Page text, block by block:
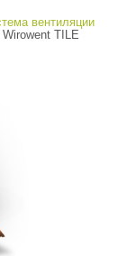
вентиляции
TILE